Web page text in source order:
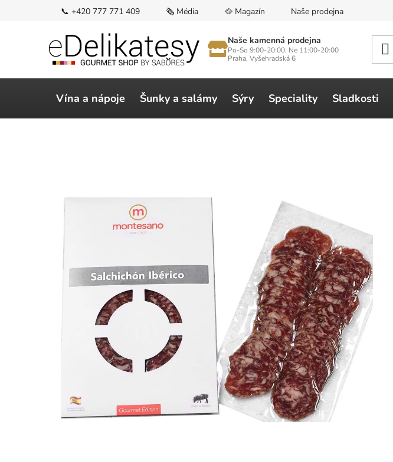
📞 +420 777 771 409 🗞️ Média 🥘 Magazín Naše prodejna
Naše kamenná prodejna
Po-So 9:00-20:00, Ne 11:00-20:00
Praha, Vyšehradská 6
Vína a nápoje Šunky a salámy Sýry Speciality Sladkosti